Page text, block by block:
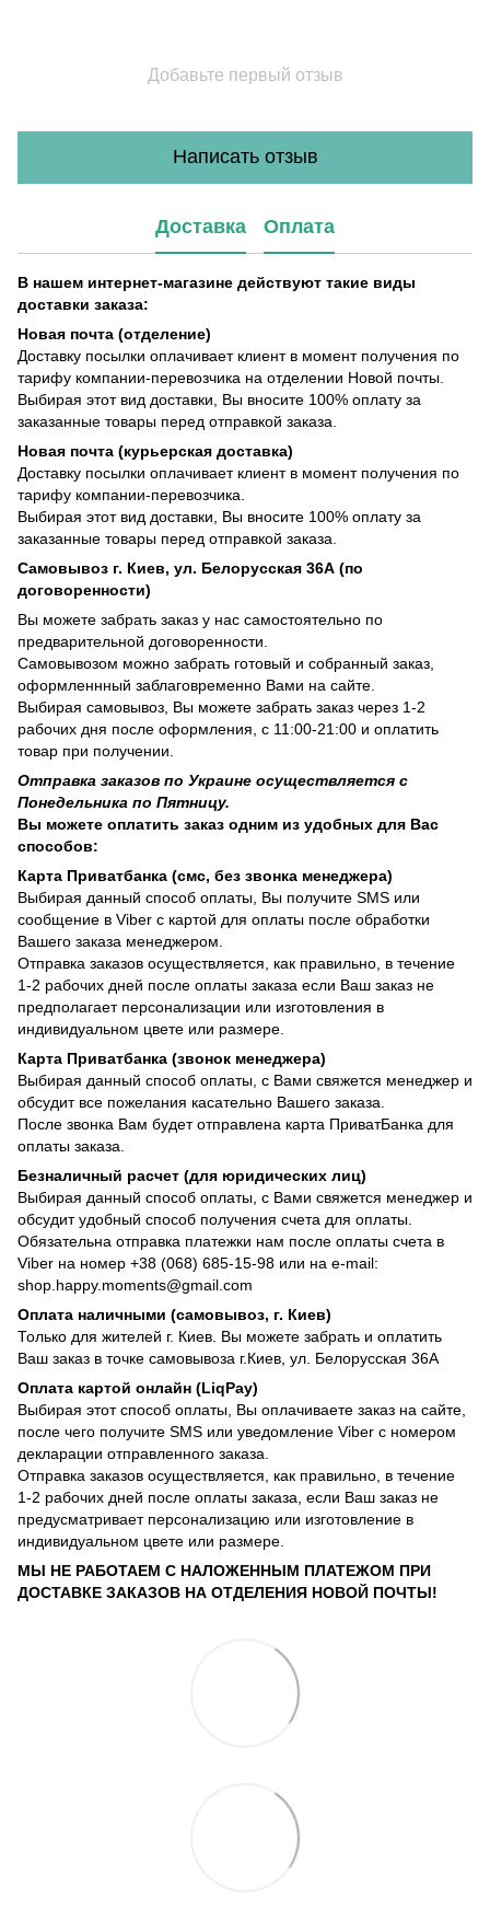
Добавьте первый отзыв
Написать отзыв
Доставка Оплата
В нашем интернет-магазине действуют такие виды
доставки заказа:
Новая почта (отделение)
Доставку посылки оплачивает клиент в момент получения по
тарифу компании-перевозчика на отделении Новой почты.
Выбирая этот вид доставки, Вы вносите 100% оплату за
заказанные товары перед отправкой заказа.
Новая почта (курьерская доставка)
Доставку посылки оплачивает клиент в момент получения по
тарифу компании-перевозчика.
Выбирая этот вид доставки, Вы вносите 100% оплату за
заказанные товары перед отправкой заказа.
Самовывоз г. Киев, ул. Белорусская 36А (по
договоренности)
Вы можете забрать заказ у нас самостоятельно по
предварительной договоренности.
Самовывозом можно забрать готовый и собранный заказ,
оформленнный заблаговременно Вами на сайте.
Выбирая самовывоз, Вы можете забрать заказ через 1-2
рабочих дня после оформления, с 11:00-21:00 и оплатить
товар при получении.
Отправка заказов по Украине осуществляется с
Понедельника по Пятницу.
Вы можете оплатить заказ одним из удобных для Вас
способов:
Карта Приватбанка (смс, без звонка менеджера)
Выбирая данный способ оплаты, Вы получите SMS или
сообщение в Viber с картой для оплаты после обработки
Вашего заказа менеджером.
Отправка заказов осуществляется, как правильно, в течение
1-2 рабочих дней после оплаты заказа если Ваш заказ не
предполагает персонализации или изготовления в
индивидуальном цвете или размере.
Карта Приватбанка (звонок менеджера)
Выбирая данный способ оплаты, с Вами свяжется менеджер и
обсудит все пожелания касательно Вашего заказа.
После звонка Вам будет отправлена карта ПриватБанка для
оплаты заказа.
Безналичный расчет (для юридических лиц)
Выбирая данный способ оплаты, с Вами свяжется менеджер и
обсудит удобный способ получения счета для оплаты.
Обязательна отправка платежки нам после оплаты счета в
Viber на номер +38 (068) 685-15-98 или на e-mail:
shop.happy.moments@gmail.com
Оплата наличными (самовывоз, г. Киев)
Только для жителей г. Киев. Вы можете забрать и оплатить
Ваш заказ в точке самовывоза г.Киев, ул. Белорусская 36А
Оплата картой онлайн (LiqPay)
Выбирая этот способ оплаты, Вы оплачиваете заказ на сайте,
после чего получите SMS или уведомление Viber с номером
декларации отправленного заказа.
Отправка заказов осуществляется, как правильно, в течение
1-2 рабочих дней после оплаты заказа, если Ваш заказ не
предусматривает персонализацию или изготовление в
индивидуальном цвете или размере.
МЫ НЕ РАБОТАЕМ С НАЛОЖЕННЫМ ПЛАТЕЖОМ ПРИ
ДОСТАВКЕ ЗАКАЗОВ НА ОТДЕЛЕНИЯ НОВОЙ ПОЧТЫ!